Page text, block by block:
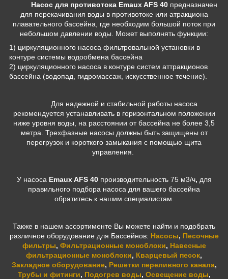
Насос для противотока Emaux AFS 40 предназначен
для перекачивания воды в противотоке или атракциона
плавательного бассейна, где необходим большой поток при
небольшом давлении воды. Может выполнять функции:
1) циркуляционного насоса фильтровальной установки в
контуре системы водообмена бассейна
2) циркуляционного насоса в контуре систем аттракционов
бассейна (водопад, гидромассаж, искусственное течение).
Для надежной и стабильной работы насоса
рекомендуется устанавливать в горизонтальном положении
ниже уровня воды, на расстоянии от бассейна не более 3,5
метра. Трехфазные насосы должны быть защищены от
перегрузок и короткого замыкания с помощью щита
управления.
У насоса Emaux AFS 40 производительность 75 м3/ч, для
правильного подбора насоса для вашего бассейна
обратитесь к нашим специалистам.
Также в нашем ассортименте Вы можете найти и подобрать
различное оборудование для Бассейнов: Насосы, Песочные
фильтры, Фильтрационные моноблоки, Навесные
фильтрационные моноблоки, Кварцевый песок,
Закладное оборудование, Решетки переливного канала,
Трубы и фитинги, Подогрев воды, Освещение воды,